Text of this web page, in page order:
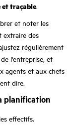
et traçable.
et noter les
extraire des
régulièrement
l'entreprise, et
agents et aux chefs
dire.
planification
effectifs.